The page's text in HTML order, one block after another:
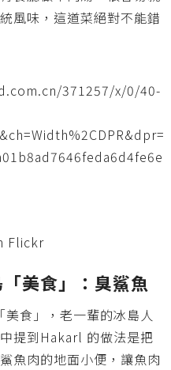
風味，這道菜絕對不能錯
Flickr
美食」：臭鯊魚
食」，老一輩的冰島人
提到Hakarl 的做法是把
魚肉的地面小便，讓魚肉